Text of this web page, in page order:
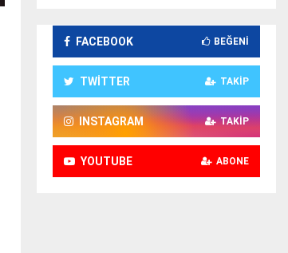
FACEBOOK BEĞENI
TWITTER TAKIP
INSTAGRAM TAKIP
YOUTUBE ABONE